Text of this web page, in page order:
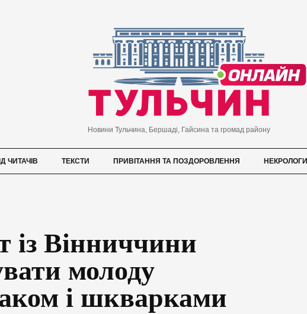
Новини Тульчина, Бершаді, Гайсина та громад району
ЧИТАЧІВ ТЕКСТИ ПРИВІТАННЯ ТА ПОЗДОРОВЛЕННЯ НЕКРОЛОГИ
із Вінниччини
молоду
і шкварками